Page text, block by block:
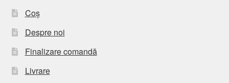
Coș
Despre noi
Finalizare comandă
Livrare